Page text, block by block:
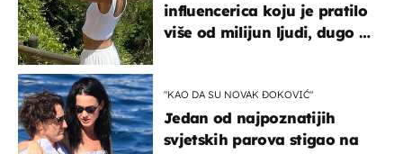
influencerica koju je pratilo
više od milijun ljudi, dugo se
"KAO DA SU NOVAK ĐOKOVIĆ"
Jedan od najpoznatijih
svjetskih parova stigao na